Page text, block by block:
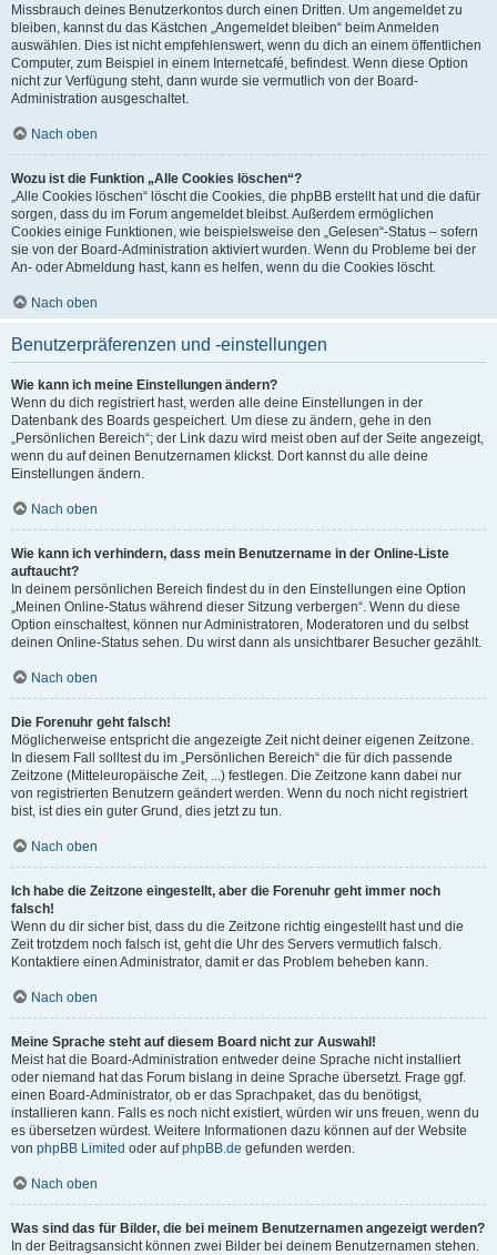
Missbrauch deines Benutzerkontos durch einen Dritten. Um angemeldet zu
bleiben, kannst du das Kästchen „Angemeldet bleiben“ beim Anmelden
auswählen. Dies ist nicht empfehlenswert, wenn du dich an einem öffentlichen
Computer, zum Beispiel in einem Internetcafé, befindest. Wenn diese Option
nicht zur Verfügung steht, dann wurde sie vermutlich von der Board-
Administration ausgeschaltet.
Nach oben
Wozu ist die Funktion „Alle Cookies löschen“?
„Alle Cookies löschen“ löscht die Cookies, die phpBB erstellt hat und die dafür
sorgen, dass du im Forum angemeldet bleibst. Außerdem ermöglichen
Cookies einige Funktionen, wie beispielsweise den „Gelesen“-Status – sofern
sie von der Board-Administration aktiviert wurden. Wenn du Probleme bei der
An- oder Abmeldung hast, kann es helfen, wenn du die Cookies löscht.
Nach oben
Benutzerpräferenzen und -einstellungen
Wie kann ich meine Einstellungen ändern?
Wenn du dich registriert hast, werden alle deine Einstellungen in der
Datenbank des Boards gespeichert. Um diese zu ändern, gehe in den
„Persönlichen Bereich“; der Link dazu wird meist oben auf der Seite angezeigt,
wenn du auf deinen Benutzernamen klickst. Dort kannst du alle deine
Einstellungen ändern.
Nach oben
Wie kann ich verhindern, dass mein Benutzername in der Online-Liste
auftaucht?
In deinem persönlichen Bereich findest du in den Einstellungen eine Option
„Meinen Online-Status während dieser Sitzung verbergen“. Wenn du diese
Option einschaltest, können nur Administratoren, Moderatoren und du selbst
deinen Online-Status sehen. Du wirst dann als unsichtbarer Besucher gezählt.
Nach oben
Die Forenuhr geht falsch!
Möglicherweise entspricht die angezeigte Zeit nicht deiner eigenen Zeitzone.
In diesem Fall solltest du im „Persönlichen Bereich“ die für dich passende
Zeitzone (Mitteleuropäische Zeit, ...) festlegen. Die Zeitzone kann dabei nur
von registrierten Benutzern geändert werden. Wenn du noch nicht registriert
bist, ist dies ein guter Grund, dies jetzt zu tun.
Nach oben
Ich habe die Zeitzone eingestellt, aber die Forenuhr geht immer noch
falsch!
Wenn du dir sicher bist, dass du die Zeitzone richtig eingestellt hast und die
Zeit trotzdem noch falsch ist, geht die Uhr des Servers vermutlich falsch.
Kontaktiere einen Administrator, damit er das Problem beheben kann.
Nach oben
Meine Sprache steht auf diesem Board nicht zur Auswahl!
Meist hat die Board-Administration entweder deine Sprache nicht installiert
oder niemand hat das Forum bislang in deine Sprache übersetzt. Frage ggf.
einen Board-Administrator, ob er das Sprachpaket, das du benötigst,
installieren kann. Falls es noch nicht existiert, würden wir uns freuen, wenn du
es übersetzen würdest. Weitere Informationen dazu können auf der Website
von phpBB Limited oder aufphpBB.de gefunden werden.
Nach oben
Was sind das für Bilder, die bei meinem Benutzernamen angezeigt werden?
In der Beitragsansicht können zwei Bilder bei deinem Benutzernamen stehen.